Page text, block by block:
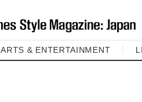
ARTS & ENTERTAINMENT